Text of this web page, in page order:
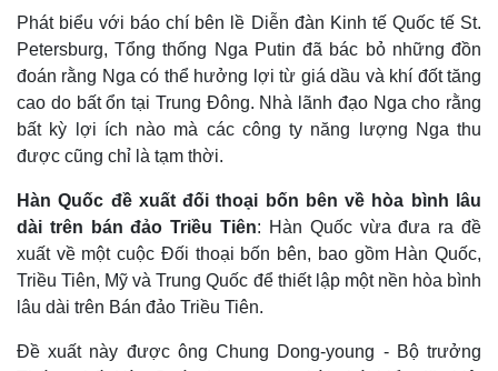
Ô tô - Xe máy
Phát biểu với báo chí bên lề Diễn đàn Kinh tế Quốc tế St.
Petersburg, Tổng thống Nga Putin đã bác bỏ những đồn
đoán rằng Nga có thể hưởng lợi từ giá dầu và khí đốt tăng
cao do bất ổn tại Trung Đông. Nhà lãnh đạo Nga cho rằng
bất kỳ lợi ích nào mà các công ty năng lượng Nga thu
được cũng chỉ là tạm thời.
Hàn Quốc đề xuất đối thoại bốn bên về hòa bình lâu
dài trên bán đảo Triều Tiên: Hàn Quốc vừa đưa ra đề
xuất về một cuộc Đối thoại bốn bên, bao gồm Hàn Quốc,
Triều Tiên, Mỹ và Trung Quốc để thiết lập một nền hòa bình
lâu dài trên Bán đảo Triều Tiên.
Đề xuất này được ông Chung Dong-young - Bộ trưởng